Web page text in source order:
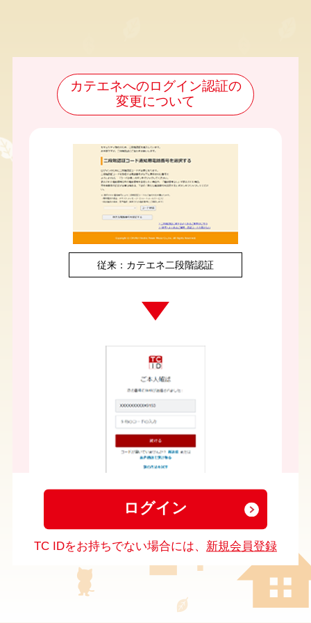
カテエネへのログイン認証の
変更について
従来：カテエネ二段階認証
30日以降：TC IDでの認証
2024年6月30日以降の初回ログイン時に、TC IDで
の認証用電話番号登録のお手続きを実施
いただく
必要がございます。
「ご登録方法はこちら」をご確認のうえ、
ログイン
TC IDをお持ちでない場合には、 新規会員登録